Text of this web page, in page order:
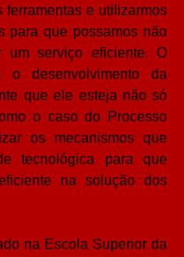
ferramentas e utilizarmos
para que possamos não
um serviço eficiente. O
o desenvolvimento da
que ele esteja não só
o caso do Processo
os mecanismos que
tecnológica para que
na solução dos
na Escola Superior da